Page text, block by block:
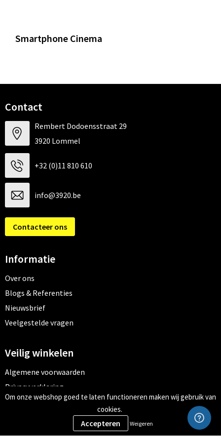
Smartphone Cinema
Contact
Rembert Dodoensstraat 29
3920 Lommel
+32 (0)11 810 610
info@3920.be
Contacteer ons
Informatie
Over ons
Blogs & Referenties
Nieuwsbrief
Veelgestelde vragen
Veilig winkelen
Algemene voorwaarden
Privacyverklaring
Cookiebeleid
Om onze webshop goed te laten functioneren maken wij gebruik van
cookies.
Weigeren